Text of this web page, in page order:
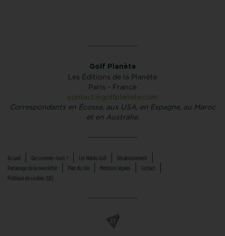
Golf Planète
Les Éditions de la Planète
Paris - France
contact@golfplanete.com
Correspondants en Écosse, aux USA, en Espagne, au Maroc
et en Australie.
Accueil Qui sommes-nous ? Les Hebdo Golf
Désabonnement
Parrainage de la newsletter
Plan du site Mentions légales
Contact
Politique de cookies (UE)